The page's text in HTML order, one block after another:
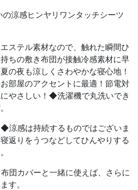
涼感ヒンヤリワンタッチシーツ
ステル素材なので、触れた瞬間ひ
ちの敷き布団が接触冷感素材に早
の夜も涼しくさわやかな寝心地！
部屋のアクセントに最適！節電対
やさしい！◆洗濯機で丸洗いでき
◆涼感は持続するものではございま
返りをうつなどしてひんやりする
団カバーと一緒に使えば、さらに
す。